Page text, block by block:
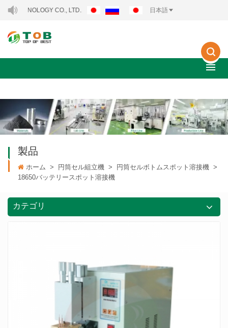
CO., LTD.. 日本語
製品
ホーム > 円筒セル組立機 > 円筒セルボトムスポット溶接機 >
18650バッテリースポット溶接機
カテゴリ